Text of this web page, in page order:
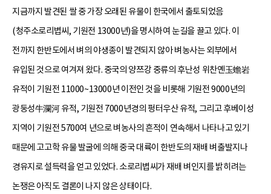
지금까지 발견된 쌀 중 가장 오래된 유물이 한국에서 출토되었음
(청주소로리볍씨, 기원전 13000년)을 명시하여 눈길을 끌고 있다. 이
전까지 한반도에서 벼의 야생종이 발견되지 않아 벼농사는 외부에서
유입된 것으로 여겨져 왔다. 중국의 양쯔강 중류의 후난성 위찬옌玉蟾岩
유적이 기원전 11000~13000년 이전인 것을 비롯해 기원전 9000년의
광둥성牛瀾河 유적, 기원전 7000년경의 펑터우산 유적, 그리고 후베이성
지역이 기원전 5700여 년으로 벼농사의 흔적이 연속해서 나타나고 있기
때문에 고고학 유물 발굴에 의해 중국 대륙이 한반도의 재배 벼출발지나
경유지로 설득력을 얻고 있었다. 소로리볍씨가 재배 벼인지를 밝히려는
논쟁은 아직도 결론이 나지 않은 상태이다.